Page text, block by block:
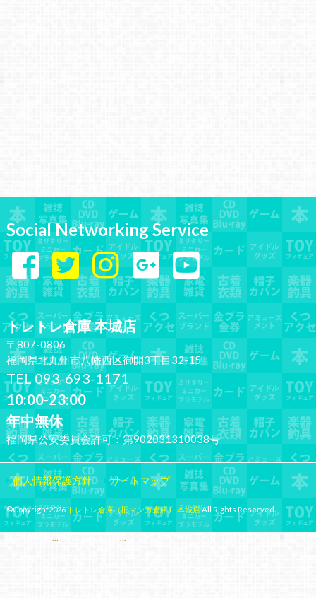
Social Networking Service
トレトレ倉庫 本城店
〒807-0806
福岡県北九州市八幡西区御開3丁目32-15
TEL 093-693-1171
10:00-23:00
年中無休
福岡県公安委員会許可：第902031310038号
個人情報保護方針 サイトマップ
©Copyright2026トレトレ倉庫（旧マンガ倉庫） 本城店.All Rights Reserved.